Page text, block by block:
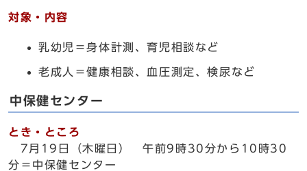
対象・内容
乳幼児＝身体計測、育児相談など
老成人＝健康相談、血圧測定、検尿など
中保健センター
とき・ところ
7月19日（木曜日） 午前9時30分から10時30
分＝中保健センター